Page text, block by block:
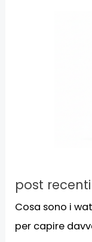
post recenti
Cosa sono i
per capire